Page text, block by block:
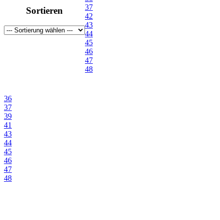
Sortieren
37
42
43
44
45
46
47
48
36
37
39
41
43
44
45
46
47
48